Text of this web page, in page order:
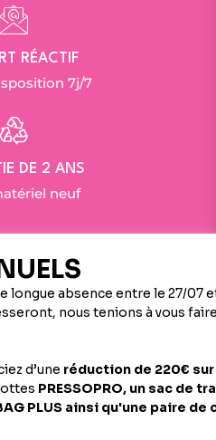
RÉACTIF
7j/7
DE 2 ANS
neuf
clients